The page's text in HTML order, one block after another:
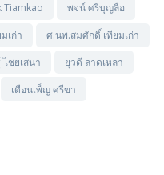
Tiamkao
พจน์ ศรีบุญลือ
เก่า
ศ.นพ.สมศักดิ์ เทียมเก่า
ชยเสนา
ยุวดี ลาดเหลา
เดือนเพ็ญ ศรีขา